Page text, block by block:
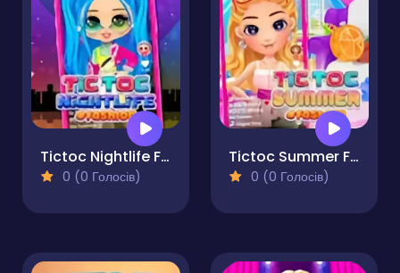
Tictoc Nightlife Fashion
0 (0 Голосів)
Tictoc Summer Fashion
0 (0 Голосів)